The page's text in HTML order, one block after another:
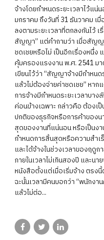
จ้างโดยกำหนดระยะเวลาไว้แ
มกราคม ถึงวันที่ 31 ธันวาคม
ลงตามระยะเวลาที่ตกลงกันไว้ เ
สัญญา” แต่คำถามว่า เมื่อสัญ
ชดเชยหรือไม่ เป็นอีกเรื่องหนึ่
คุ้มครองแรงงาน พ.ศ. 2541 มา
เขียนไว้ว่า “สัญญาจ้างมีกำหนด
แล้วไม่ต้องจ่ายค่าชดเชย” หา
การจ้างมีกำหนดระยะเวลาบาง
ค่อนข้างเฉพาะ กล่าวคือ ต้องเป็
ปกติของธุรกิจหรือการค้าของน
สุดของงานที่แน่นอน หรือเป็นง
กำหนดการสิ้นสุดหรือความสำเ
และได้จ้างในช่วงเวลาของฤดู
ภายในเวลาไม่เกินสองปี และ
หนังสือตั้งแต่เมื่อเริ่มจ้าง ตรง
ฉะนั้นเวลามีคนบอกว่า “พนักง
แล้วไม่ต่อ...